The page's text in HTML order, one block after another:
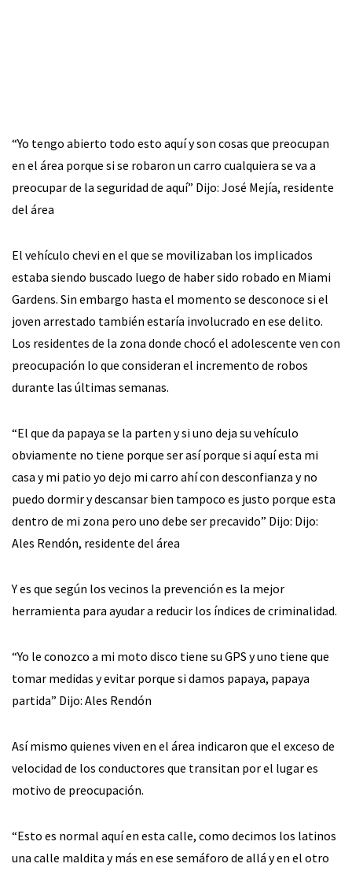
“Yo tengo abierto todo esto aquí y son cosas que preocupan
en el área porque si se robaron un carro cualquiera se va a
preocupar de la seguridad de aquí” Dijo: José Mejía, residente
del área
El vehículo chevi en el que se movilizaban los implicados
estaba siendo buscado luego de haber sido robado en Miami
Gardens. Sin embargo hasta el momento se desconoce si el
joven arrestado también estaría involucrado en ese delito.
Los residentes de la zona donde chocó el adolescente ven con
preocupación lo que consideran el incremento de robos
durante las últimas semanas.
“El que da papaya se la parten y si uno deja su vehículo
obviamente no tiene porque ser así porque si aquí esta mi
casa y mi patio yo dejo mi carro ahí con desconfianza y no
puedo dormir y descansar bien tampoco es justo porque esta
dentro de mi zona pero uno debe ser precavido” Dijo: Dijo:
Ales Rendón, residente del área
Y es que según los vecinos la prevención es la mejor
herramienta para ayudar a reducir los índices de criminalidad.
“Yo le conozco a mi moto disco tiene su GPS y uno tiene que
tomar medidas y evitar porque si damos papaya, papaya
partida” Dijo: Ales Rendón
Así mismo quienes viven en el área indicaron que el exceso de
velocidad de los conductores que transitan por el lugar es
motivo de preocupación.
“Esto es normal aquí en esta calle, como decimos los latinos
una calle maldita y más en ese semáforo de allá y en el otro